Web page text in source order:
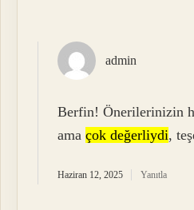
admin
Berfin! Önerilerinizin
amaçok değerliydi,
Haziran 12, 2025 Yanıtla